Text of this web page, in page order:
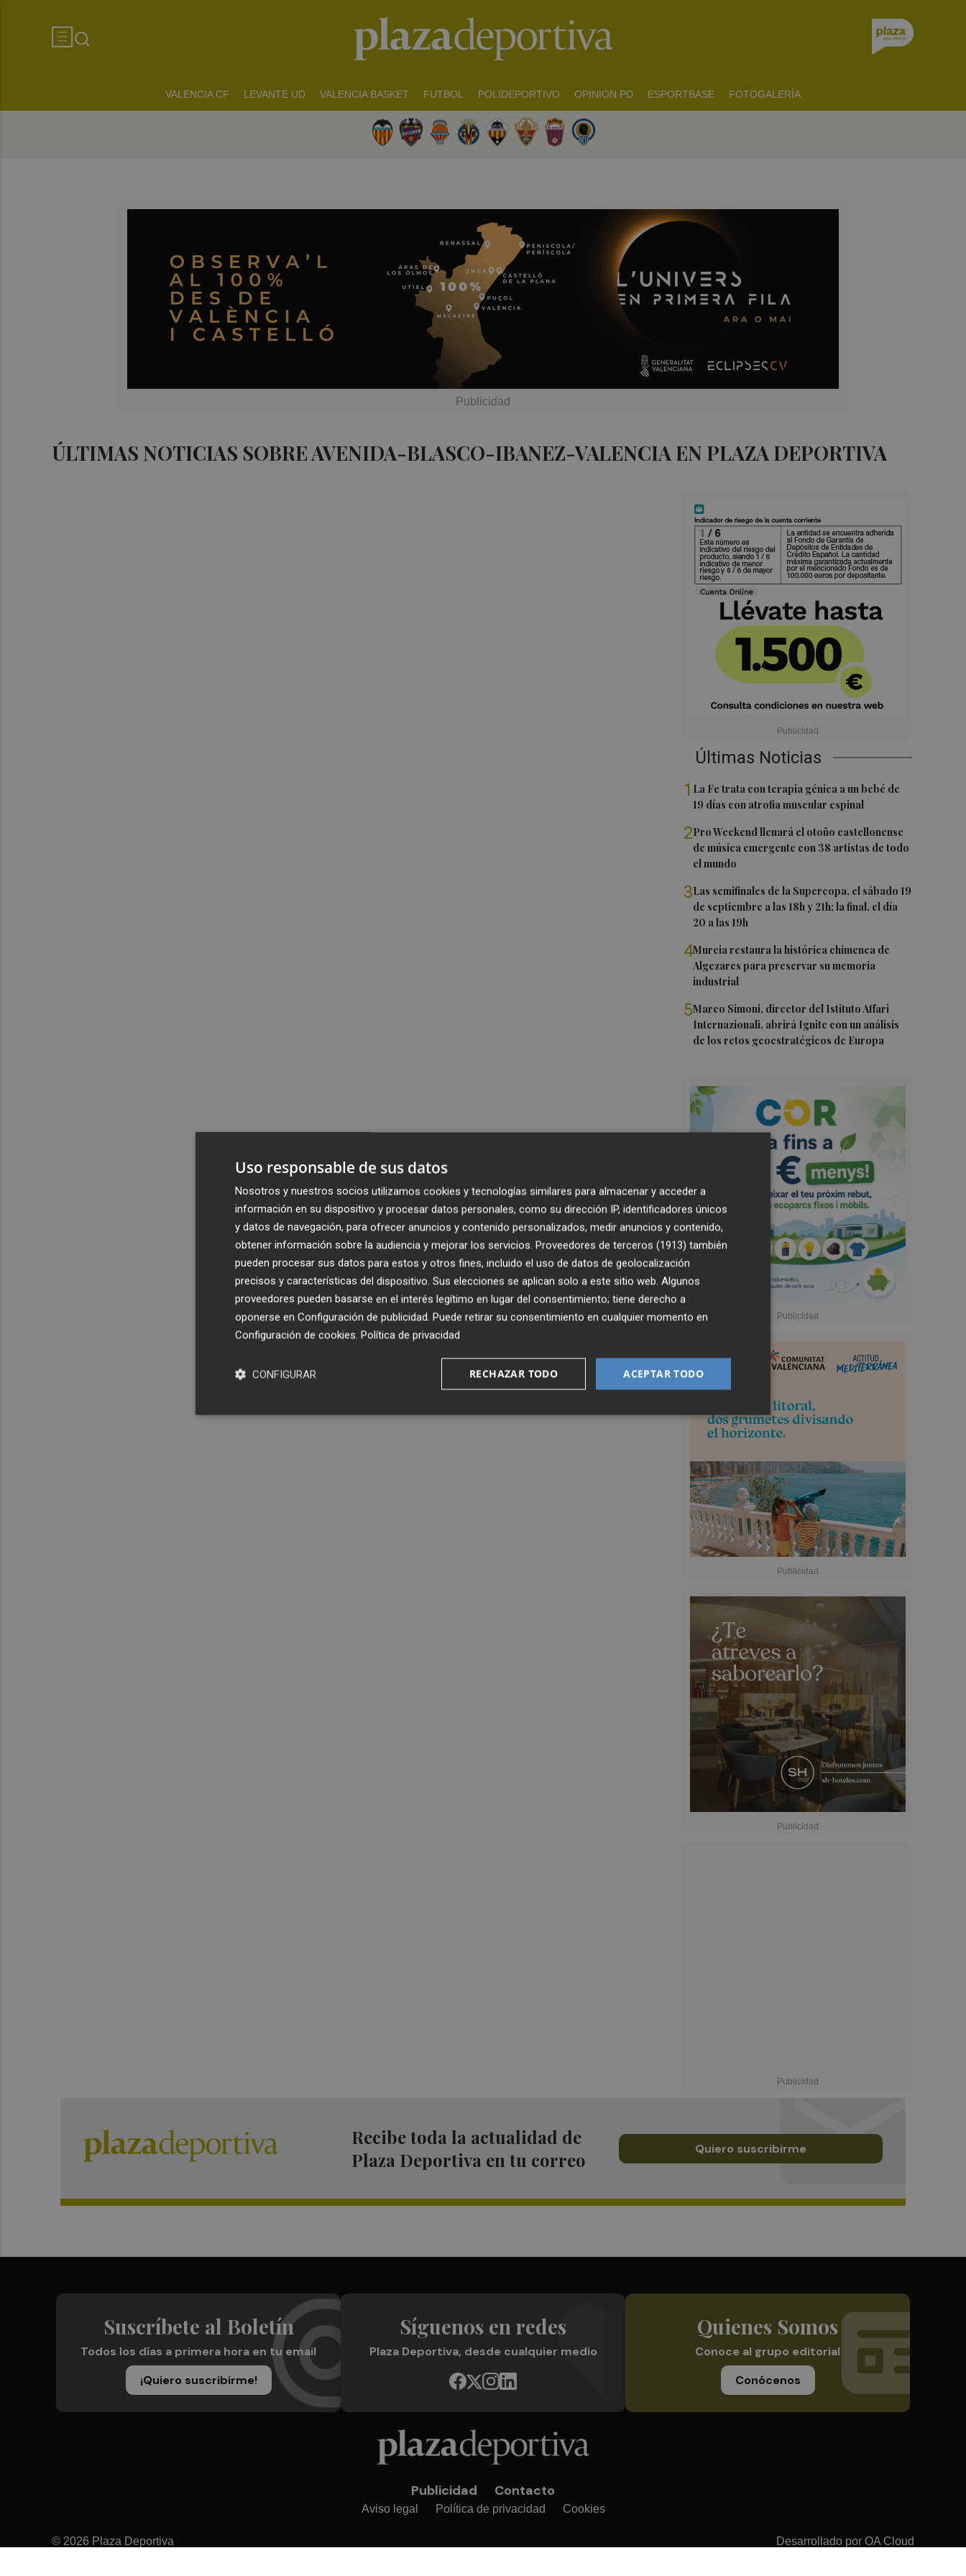
VALENCIA CF LEVANTE UD VALENCIA BASKET FUTBOL POLIDEPORTIVO OPINIÓN PD ESPORTBASE FOTOGALERÍA
ÚLTIMAS NOTICIAS SOBRE AVENIDA-BLASCO-IBANEZ-VALENCIA EN PLAZA DEPORTIVA
Últimas Noticias
1 La Fe trata con terapia génica a un bebé de
19 días con atrofia muscular espinal
2Pro Weekend llenará el otoño castellonense
de música emergente con 38 artistas de todo
el mundo
3Las semifinales de la Supercopa, el sábado 19
de septiembre a las 18h y 21h; la final, el día
20 a las 19h
4Murcia restaura la histórica chimenea de
Algezares para preservar su memoria
industrial
5Marco Simoni, director del Istituto Affari
Internazionali, abrirá Ignite con un análisis
de los retos geoestratégicos de Europa
Recibe toda la actualidad de
Plaza Deportiva en tu correo
Quiero suscribirme
Suscríbete al Boletín
Todos los días a primera hora en tu email
¡Quiero suscribirme!
Síguenos en redes
Plaza Deportiva, desde cualquier medio
Quienes Somos
Conoce al grupo editorial
Conócenos
Publicidad Contacto
Aviso legal Política de privacidad Cookies
© 2026 Plaza Deportiva Desarrollado por OA Cloud
Uso responsable de sus datos
Nosotros y nuestros socios utilizamos cookies y tecnologías similares para almacenar y acceder a
información en su dispositivo y procesar datos personales, como su dirección IP, identificadores únicos
y datos de navegación, para ofrecer anuncios y contenido personalizados, medir anuncios y contenido,
obtener información sobre la audiencia y mejorar los servicios. Proveedores de terceros (1913) también
pueden procesar sus datos para estos y otros fines, incluido el uso de datos de geolocalización
precisos y características del dispositivo. Sus elecciones se aplican solo a este sitio web. Algunos
proveedores pueden basarse en el interés legítimo en lugar del consentimiento; tiene derecho a
oponerse en Configuración de publicidad. Puede retirar su consentimiento en cualquier momento en
Configuración de cookies. Política de privacidad
ACEPTAR TODO
RECHAZAR TODO
CONFIGURAR